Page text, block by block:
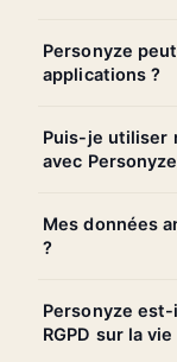
Personyze
applications ?
Puis-je utiliser
avec
Mes données
?
Personyze
RGPD sur la